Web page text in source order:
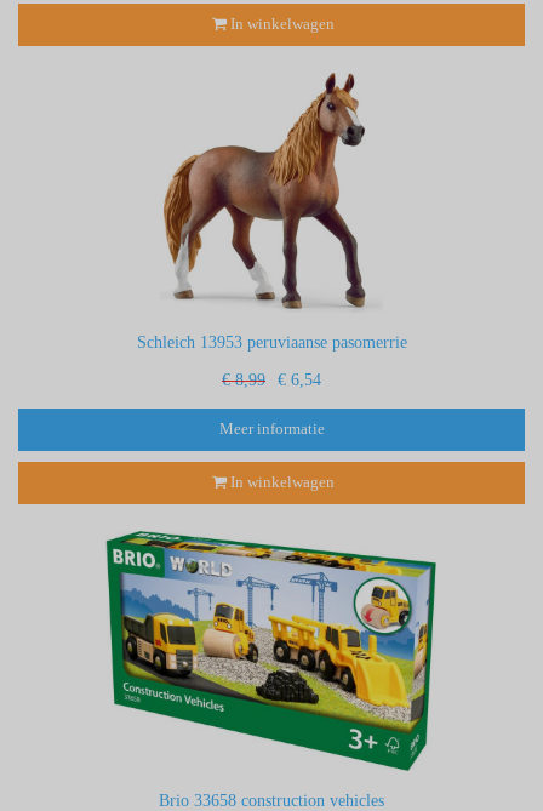
In winkelwagen
Schleich 13953 peruviaanse pasomerrie
€ 8,99 € 6,54
Meer informatie
In winkelwagen
Brio 33658 construction vehicles